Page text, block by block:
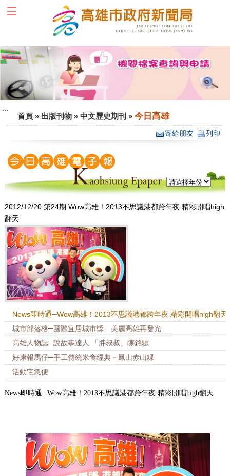
跳到主要內容區塊
:::
:::
首頁» 出版刊物» 中文歷史期刊 » 今日高雄
寄給朋友 列印
2012/12/20 第24期 Wow高雄！2013不思議港都跨年夜 精彩開唱high
翻天
News即時通─Wow高雄！2013不思議港都跨年夜 精彩開唱high翻天
城市部落格─國際宜居城市獎 美麗高雄再發光
高雄人物誌─說故事達人 「胖叔叔」陳銘驤
好康報馬仔─手工傳統米食經典－鳳山赤山粿
活動宅急便
News即時通─Wow高雄！2013不思議港都跨年夜 精彩開唱high翻天